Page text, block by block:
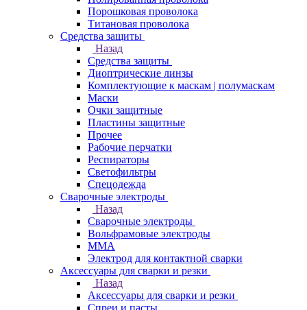
Порошковая проволока
Титановая проволока
Средства защиты
Назад
Средства защиты
Диоптрические линзы
Комплектующие к маскам | полумаскам
Маски
Очки защитные
Пластины защитные
Прочее
Рабочие перчатки
Респираторы
Светофильтры
Спецодежда
Сварочные электроды
Назад
Сварочные электроды
Вольфрамовые электроды
ММА
Электрод для контактной сварки
Аксессуары для сварки и резки
Назад
Аксессуары для сварки и резки
Спреи и пасты